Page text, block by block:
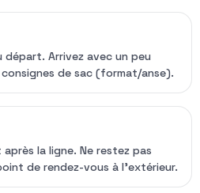
départ. Arrivez avec un peu
de sac (format/anse).
la ligne. Ne restez pas
de rendez-vous à l’extérieur.